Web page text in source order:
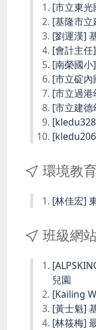
[市立東
[基隆市
[劉運漢]
[會計主
[南榮國
[市立碇
[市立過
[市立建
環境教育
[林佳宏]
班級網
兒園
[Kailing
[黃士魁]
[林筱梅]